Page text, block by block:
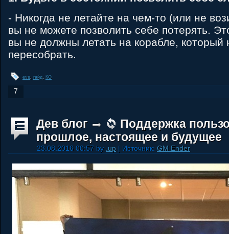
- Никогда не летайте на чем-то (или не
вы не можете позволить себе потерять.
вы не должны летать на корабле, который
пересобрать.
eve, гайд, КО
7
Дев блог
Поддержка
прошлое, настоящее и будущее
23.08.2016 00:57 by .up | Источник: GM Ender